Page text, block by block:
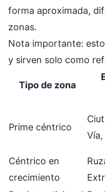
forma aproximada,
zonas.
Nota importante:
y sirven solo como
Tipo de zona
Prime céntrico
Vía,
Céntrico en
crecimiento